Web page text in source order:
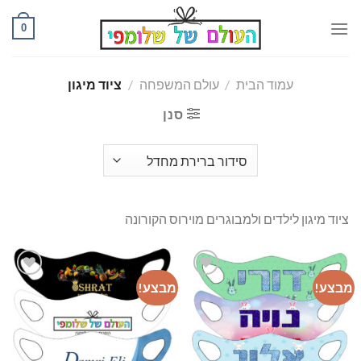
0
עמוד הבית / עולם המשפחה / ציוד מיגון
סנן
ציוד מיגון לילדים ולמבוגרים מוירוס הקורונה
מבצע!
רשימת
המשאלות
שלי
מבצע!
רשימת
שלי